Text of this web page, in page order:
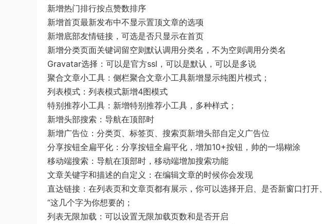
新增热门排行按点赞数排序
新增首页最新发布中不显示置顶文章的选项
新增底部友情链接，可选是否只显示在首页
新增分类页面关键词留空则默认调用分类名，不为空则调用分类名
Gravatar选择：可以是官方ssl，可以是默认，可以是多说
聚合文章小工具：侧栏聚合文章小工具新增显示纯图片模式；
列表模式：列表模式新增4图模式
特别推荐小工具：新增特别推荐小工具，多种样式；
新增头部搜索：导航在顶部时
新增广告位：分类页、标签页、搜索页新增头部自定义广告位
分享按钮全扁平化：分享按钮全扁平化，增加10+按钮，帅的一塌糊涂
移动端搜索：导航在顶部时，移动端增加搜索功能
文章关键字和描述的自定义：在编辑文章的时候你会发现
直达链接：在列表页和文章页都有展示，你可以选择开启、是否新窗口打
“这几个字为你想要的；
列表无限加载：可以设置无限加载页数和是否开启